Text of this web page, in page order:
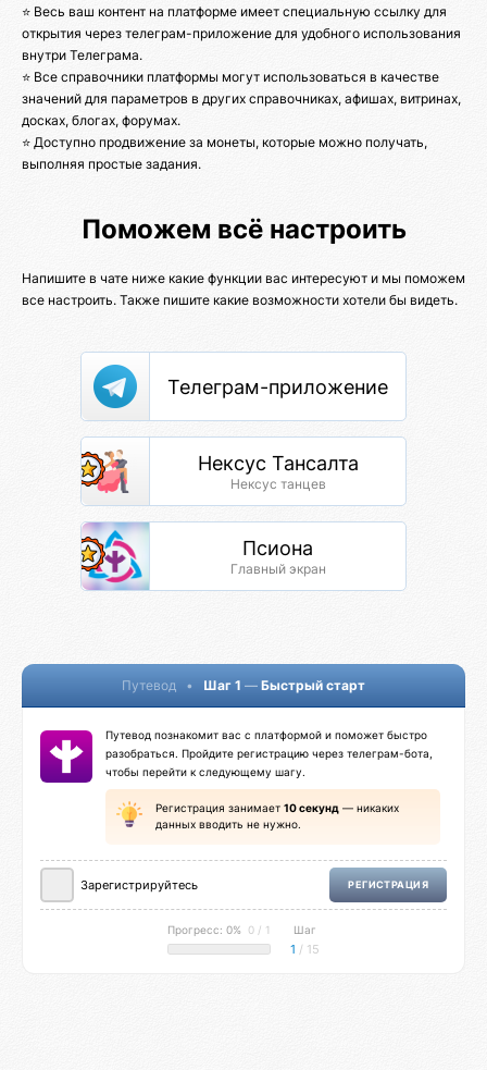
⭐ Весь ваш контент на платформе имеет специальную ссылку для
открытия через телеграм-приложение для удобного использования
внутри Телеграма.
⭐ Все справочники платформы могут использоваться в качестве
значений для параметров в других справочниках, афишах, витринах,
досках, блогах, форумах.
⭐ Доступно продвижение за монеты, которые можно получать,
выполняя простые задания.
Поможем всё настроить
Напишите в чате ниже какие функции вас интересуют и мы поможем
все настроить. Также пишите какие возможности хотели бы видеть.
Телеграм-приложение
Нексус Тансалта
Нексус танцев
Псиона
Главный экран
Путевод • Шаг 1 — Быстрый старт
Путевод познакомит вас с платформой и поможет быстро
разобраться. Пройдите регистрацию через телеграм-бота,
чтобы перейти к следующему шагу.
Регистрация занимает 10 секунд — никаких
данных вводить не нужно.
Зарегистрируйтесь РЕГИСТРАЦИЯ
Прогресс: 0% 0 / 1 Шаг
1 / 15